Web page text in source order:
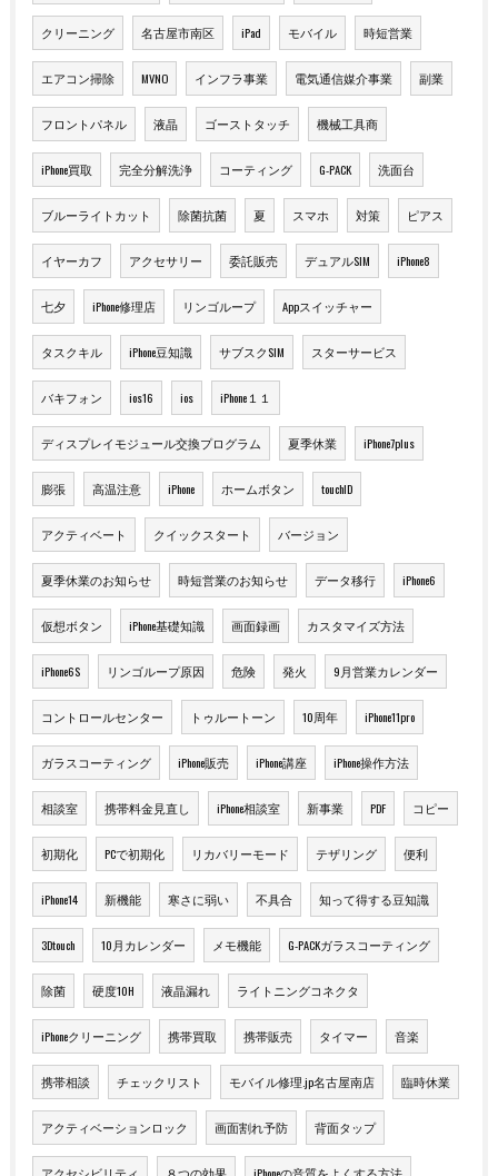
クリーニング 名古屋市南区 iPad モバイル 時短営業
エアコン掃除 MVNO インフラ事業 電気通信媒介事業 副業
フロントパネル 液晶 ゴーストタッチ 機械工具商
iPhone買取 完全分解洗浄 コーティング G-PACK 洗面台
ブルーライトカット 除菌抗菌 夏 スマホ 対策 ピアス
イヤーカフ アクセサリー 委託販売 デュアルSIM iPhone8
七夕 iPhone修理店 リンゴループ Appスイッチャー
タスクキル iPhone豆知識 サブスクSIM スターサービス
バキフォン ios16 ios iPhone１１
ディスプレイモジュール交換プログラム 夏季休業 iPhone7plus
膨張 高温注意 iPhone ホームボタン touchID
アクティベート クイックスタート バージョン
夏季休業のお知らせ 時短営業のお知らせ データ移行 iPhone6
仮想ボタン iPhone基礎知識 画面録画 カスタマイズ方法
iPhone6S リンゴループ原因 危険 発火 9月営業カレンダー
コントロールセンター トゥルートーン 10周年 iPhone11pro
ガラスコーティング iPhone販売 iPhone講座 iPhone操作方法
相談室 携帯料金見直し iPhone相談室 新事業 PDF コピー
初期化 PCで初期化 リカバリーモード テザリング 便利
iPhone14 新機能 寒さに弱い 不具合 知って得する豆知識
3Dtouch 10月カレンダー メモ機能 G-PACKガラスコーティング
除菌 硬度10H 液晶漏れ ライトニングコネクタ
iPhoneクリーニング 携帯買取 携帯販売 タイマー 音楽
携帯相談 チェックリスト モバイル修理.jp名古屋南店 臨時休業
アクティベーションロック 画面割れ予防 背面タップ
アクセシビリティ ８つの効果 iPhoneの音質をよくする方法